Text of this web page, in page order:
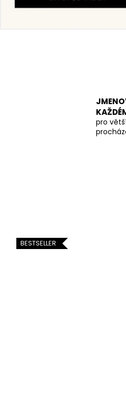
pro
BESTSELLER